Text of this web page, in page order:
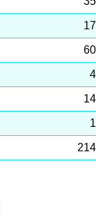
17
60
4
14
1
214